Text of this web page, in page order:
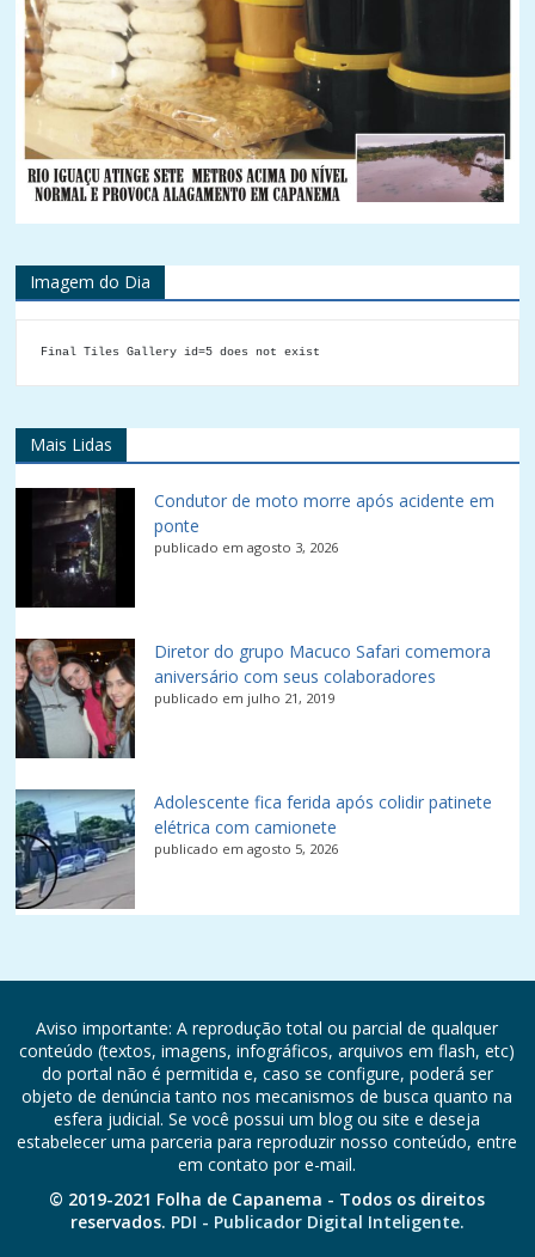
Imagem do Dia
Final Tiles Gallery id=5 does not exist
Mais Lidas
Condutor de moto morre após acidente em
ponte
publicado em agosto 3, 2026
Diretor do grupo Macuco Safari comemora
aniversário com seus colaboradores
publicado em julho 21, 2019
Adolescente fica ferida após colidir patinete
elétrica com camionete
publicado em agosto 5, 2026
Aviso importante: A reprodução total ou parcial de qualquer
conteúdo (textos, imagens, infográficos, arquivos em flash, etc)
do portal não é permitida e, caso se configure, poderá ser
objeto de denúncia tanto nos mecanismos de busca quanto na
esfera judicial. Se você possui um blog ou site e deseja
estabelecer uma parceria para reproduzir nosso conteúdo, entre
em contato por e-mail.
© 2019-2021 Folha de Capanema - Todos os direitos
reservados. PDI - Publicador Digital Inteligente.